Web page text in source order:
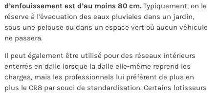
d’enfouissement est d’au moins 80 cm. Typiquement, on le
réserve à l’évacuation des eaux pluviales dans un jardin,
sous une pelouse ou dans un espace vert où aucun véhicule
ne passera.
Il peut également être utilisé pour des réseaux intérieurs
enterrés en dalle lorsque la dalle elle-même reprend les
charges, mais les professionnels lui préfèrent de plus en
plus le CR8 par souci de standardisation. Certains lotisseurs